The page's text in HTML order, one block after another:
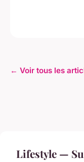
← Voir tous les
Lifestyle —